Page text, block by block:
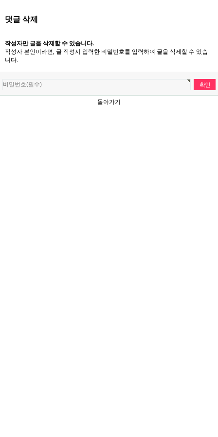
댓글 삭제
작성자만 글을 삭제할 수 있습니다.
작성자 본인이라면, 글 작성시 입력한 비밀번호를 입력하여 글을 삭제할 수 있습
니다.
돌아가기